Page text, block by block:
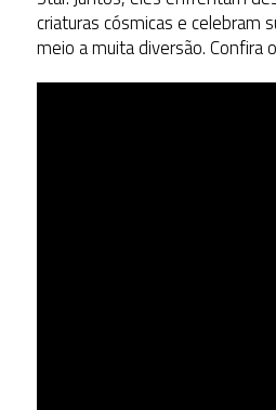
criaturas cósmicas e celebram
meio a muita diversão. Confira